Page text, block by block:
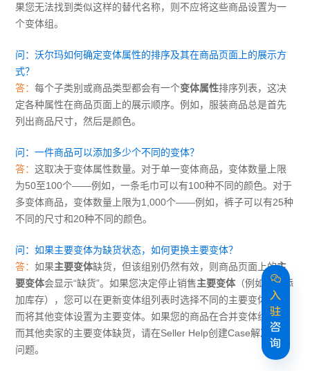
果您无法找到类似这样的替代名称，则不应将这些商品设置为一
个变体组。
问：沃尔玛如何确定变体属性的排序及其在商品页面上的展示方
式？
答：每个子类别或商品类型都会有一个变体属性排序列表，这决
定各种属性在商品页面上的展示顺序。例如，服装商品总是首先
列出商品尺寸，然后是颜色。
问：一件商品可以添加多少个不同的变体？
答：这取决于变体属性数量。对于单一变体商品，变体数量上限
为50至100个——例如，一条毛巾可以有100种不同的颜色。对于
多变体商品，变体数量上限为1,000个——例如，裤子可以有25种
不同的尺寸和20种不同的颜色。
问：如果主要变体为缺货状态，如何更换主要变体？
答：如果主要变体缺货，但该组别仍然有效，则商品页面上的主
要变体会显示“缺货”。如果您决定停止销售主要变体 （例如不再添
加库存），您可以在更新变体组列表时选择不同的主要变体，从
而将其他变体设置为主要变体。如果您的商品在合并变体组中，
而其他卖家的主要变体缺货，请在Seller Help创建Case解决这一
问题。
入
驻
咨
询